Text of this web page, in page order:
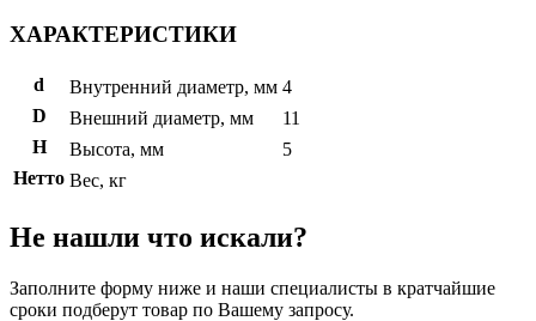
ХАРАКТЕРИСТИКИ
d Внутренний диаметр, мм 4
D
Внешний диаметр, мм
11
H
Высота, мм
5
Нетто Вес, кг
Не нашли что искали?
Заполните форму ниже и наши специалисты в кратчайшие
сроки подберут товар по Вашему запросу.